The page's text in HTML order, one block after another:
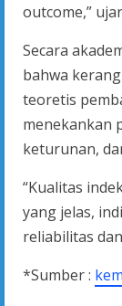
outcome,”
Secara
bahwa
teoretis
menekankan
keturunan,
“Kualitas
yang jelas,
reliabilitas
*Sumber :